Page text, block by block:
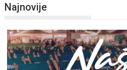
Najnovije